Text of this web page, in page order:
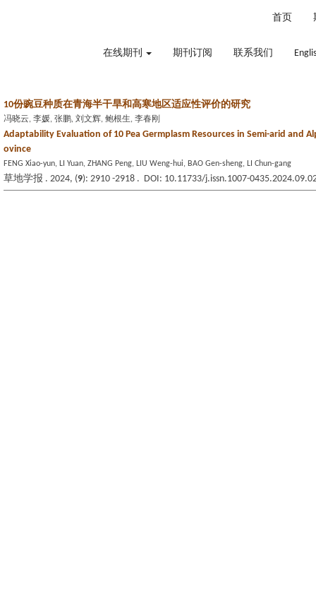
首页
在线期刊 期刊订阅 联系我们
10份豌豆种质在青海半干旱和高寒地区适应性评价的研究
冯晓云, 李媛, 张鹏, 刘文辉, 鲍根生, 李春刚
Adaptability Evaluation of 10 Pea Germplasm Resources in Semi-arid and
ovince
FENG Xiao-yun, LI Yuan, ZHANG Peng, LIU Weng-hui, BAO Gen-sheng, LI Chun-gang
草地学报 . 2024, (9): 2910 -2918 . DOI: 10.11733/j.issn.1007-